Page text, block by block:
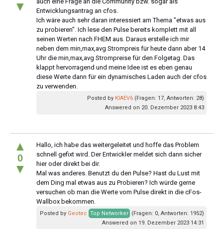
▼
Entwicklungsantrag an cfos.
Ich wäre auch sehr daran interessiert am Thema "etwas aus
zu probieren". Ich lese den Pulse bereits komplett mit all
seinen Werten nach FHEM aus. Daraus erstelle ich mir
neben dem min,max,avg Strompreis für heute dann aber 14
Uhr die min,max,avg Strompreise für den Folgetag. Das
klappt hervorragend und meine Idee ist es eben genau
diese Werte dann für ein dynamisches Laden auch der cfos
zu verwenden.
Posted by KIAEV6 (Fragen: 17, Antworten: 28)
Answered on 20. Dezember 2023 8:43
▲
0
▼
Hallo, ich habe das weitergeleitet und hoffe das Problem
schnell gefixt wird. Der Entwickler meldet sich dann sicher
hier oder direkt bei dir.
Mal was anderes. Benutzt du den Pulse? Hast du Lust mit
dem Ding mal etwas aus zu Probieren? Ich würde gerne
versuchen ob man die Werte vom Pulse direkt in die cFos-
Wallbox bekommen.
Posted by Geotec Top Networker (Fragen: 0, Antworten: 1952)
Answered on 19. Dezember 2023 14:31